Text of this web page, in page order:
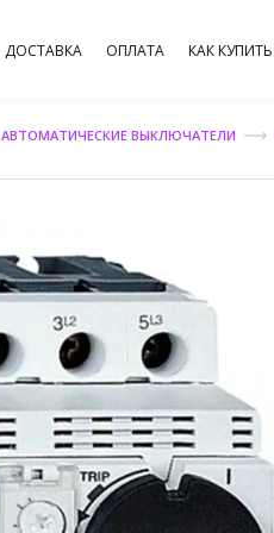
ДОСТАВКА ОПЛАТА КАК КУПИТЬ
АВТОМАТИЧЕСКИЕ ВЫКЛЮЧАТЕЛИ